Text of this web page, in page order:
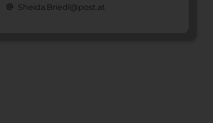
alternate_email Sheida.Briedl@post.at